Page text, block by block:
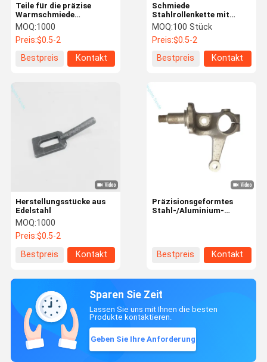
Teile für die präzise
Warmschmiede
landwirtschaftlicher
Motorrad-
Kompaktmaschinen
MOQ:1000
Preis:$0.5-2
Bestpreis
Kontakt
Schmiede
Stahlrollenkette mit
kurzer Schrägkeit
MOQ:100 Stück
Preis:$0.5-2
Bestpreis
Kontakt
Herstellungsstücke aus
Edelstahl
MOQ:1000
Preis:$0.5-2
Bestpreis
Kontakt
Präzisionsgeformtes
Stahl-/Aluminium-
Bestpreis Kontakt
Sparen Sie Zeit
Lassen Sie uns mit Ihnen die besten
Produkte kontaktieren.
Geben Sie Ihre Anforderung